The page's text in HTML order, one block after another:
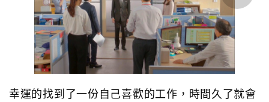
幸運的找到了一份自己喜歡的工作，時間久了就會